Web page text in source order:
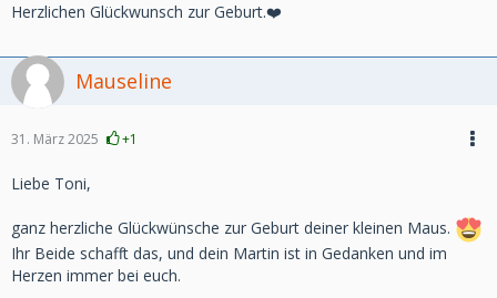
Herzlichen Glückwunsch zur Geburt.❤️
Mauseline
31. März 2025 +1
Liebe Toni,
ganz herzliche Glückwünsche zur Geburt deiner kleinen Maus.
Ihr Beide schafft das, und dein Martin ist in Gedanken und im
Herzen immer bei euch.